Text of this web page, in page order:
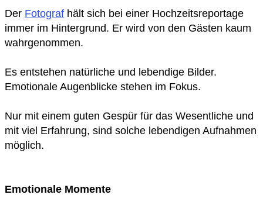
Der Fotograf hält sich bei einer Hochzeitsreportage
immer im Hintergrund. Er wird von den Gästen kaum
wahrgenommen.
Es entstehen natürliche und lebendige Bilder.
Emotionale Augenblicke stehen im Fokus.
Nur mit einem guten Gespür für das Wesentliche und
mit viel Erfahrung, sind solche lebendigen Aufnahmen
möglich.
Emotionale Momente